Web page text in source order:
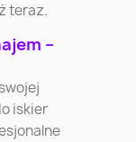
teraz.
–
iskier